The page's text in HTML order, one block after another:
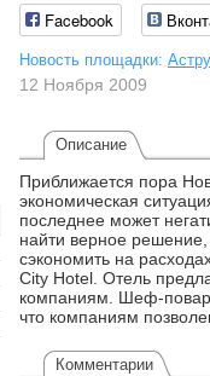
Facebook
Новость площадки:
12 Ноября 2009
Описание
Приближается пора
экономическая
последнее может
найти верное решение,
сэкономить на
City Hotel. Отель
компаниям. Шеф-повар
что компаниям
Комментарии